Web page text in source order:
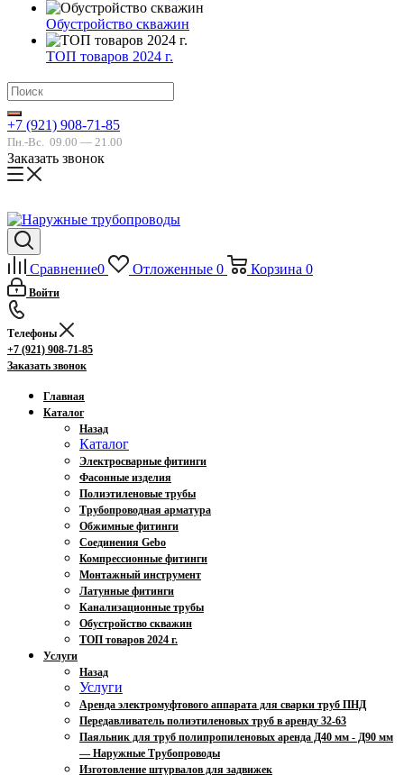
Обустройство скважин
ТОП товаров 2024 г.
+7 (921) 908-71-85
Пн.-Вс. 09.00 — 21.00
Заказать звонок
Сравнение0 Отложенные 0 Корзина 0
Войти
Телефоны
+7 (921) 908-71-85
Заказать звонок
Главная
Каталог
Назад
Каталог
Электросварные фитинги
Фасонные изделия
Полиэтиленовые трубы
Трубопроводная арматура
Обжимные фитинги
Соединения Gebo
Компрессионные фитинги
Монтажный инструмент
Латунные фитинги
Канализационные трубы
Обустройство скважин
ТОП товаров 2024 г.
Услуги
Назад
Услуги
Аренда электромуфтового аппарата для сварки труб ПНД
Передавливатель полиэтиленовых труб в аренду 32-63
Паяльник для труб полипропиленовых аренда Д40 мм - Д90 мм
— Наружные Трубопроводы
Изготовление штурвалов для задвижек